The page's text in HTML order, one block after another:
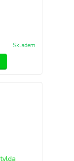
Skladem